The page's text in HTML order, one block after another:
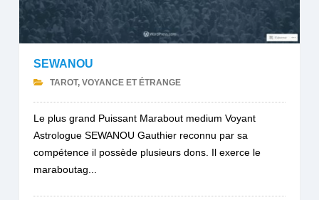
SEWANOU
TAROT, VOYANCE ET ÉTRANGE
Le plus grand Puissant Marabout medium Voyant
Astrologue SEWANOU Gauthier reconnu par sa
compétence il possède plusieurs dons. Il exerce le
maraboutag...